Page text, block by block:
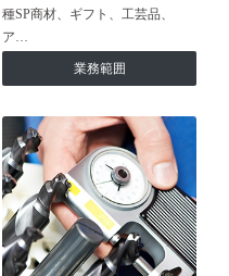
種SP商材、ギフト、工芸品、
ア…
業務範囲